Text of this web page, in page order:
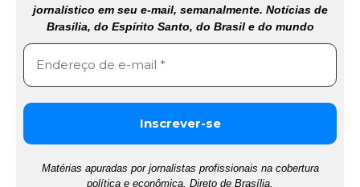
jornalístico em seu e-mail, semanalmente. Notícias de
Brasília, do Espírito Santo, do Brasil e do mundo
Matérias apuradas por jornalistas profissionais na cobertura
política e econômica. Direto de Brasília.